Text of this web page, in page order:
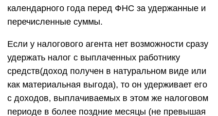
календарного года перед ФНС за удержанные и
перечисленные суммы.
Если у налогового агента нет возможности сразу
удержать налог с выплаченных работнику
средств(доход получен в натуральном виде или
как материальная выгода), то он удерживает его
с доходов, выплачиваемых в этом же налоговом
периоде в более поздние месяцы (не превышая